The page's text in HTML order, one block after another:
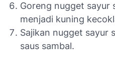
Goreng nugget sayur
menjadi kuning
Sajikan nugget sayur
saus sambal.